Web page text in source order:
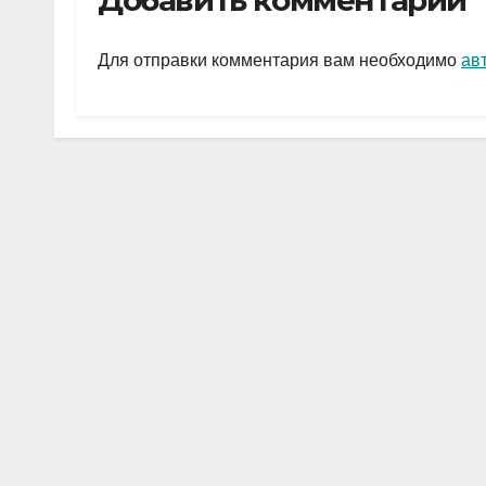
gr
a
s
A
p
а
в
ть
Для отправки комментария вам необходимо